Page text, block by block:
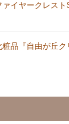
イヤークレス
品『自由が丘ク